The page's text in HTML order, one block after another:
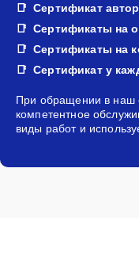
Сертификат
Сертификаты на
Сертификаты на
Сертификат у
При обращении в наш
компетентное
виды работ и